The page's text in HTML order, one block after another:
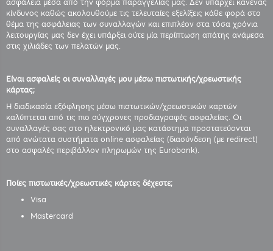
ασφάλεια μέσα από την φόρμα παραγγελίας μας. Δεν υπάρχει κανένας
κίνδυνος καθώς ακολουθούμε τις τελευταίες εξελίξεις κάθε φορά στο
θέμα της ασφάλειας των συναλλαγών και επιπλέον στα τόσα χρόνια
λειτουργίας μας δεν έχει υπάρξει ούτε μία περίπτωση απάτης ανάμεσα
στις χιλιάδες των πελατών μας.
Είναι ασφαλείς οι συναλλαγές μου μέσω πιστωτικής/χρεωστικής
κάρτας;
Η διαδικασία εξόφλησης μέσω πιστωτικών/χρεωστικών καρτών
καλύπτεται από τις πιο σύγχρονες προδιαγραφές ασφαλείας. Οι
συναλλαγές σας στο ηλεκτρονικό μας κατάστημα προστατεύονται
από ανώτατα συστήματα online ασφαλείας (διασύνδεση (με redirect)
στο ασφαλές περιβάλλον πληρωμών της Eurobank).
Ποίες πιστωτικές/χρεωστικές κάρτες δέχεστε;
Visa
Mastercard